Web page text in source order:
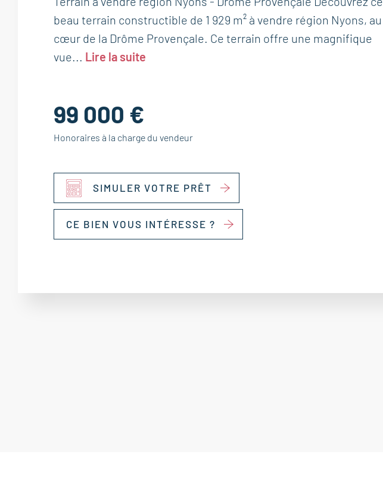
beau terrain constructible de 1 929 m² à vendre région Nyons, au
cœur de la Drôme Provençale. Ce terrain offre une magnifique
vue... Lire la suite
99 000 €
Honoraires à la charge du vendeur
SIMULER VOTRE PRÊT
CE BIEN VOUS INTÉRESSE ?